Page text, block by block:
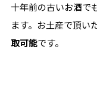
十年前の古いお酒で
ます。お土産で頂い
取可能です。